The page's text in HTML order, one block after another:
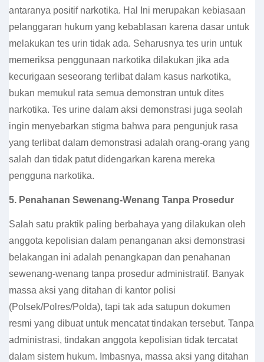
antaranya positif narkotika. Hal Ini merupakan kebiasaan
pelanggaran hukum yang kebablasan karena dasar untuk
melakukan tes urin tidak ada. Seharusnya tes urin untuk
memeriksa penggunaan narkotika dilakukan jika ada
kecurigaan seseorang terlibat dalam kasus narkotika,
bukan memukul rata semua demonstran untuk dites
narkotika. Tes urine dalam aksi demonstrasi juga seolah
ingin menyebarkan stigma bahwa para pengunjuk rasa
yang terlibat dalam demonstrasi adalah orang-orang yang
salah dan tidak patut didengarkan karena mereka
pengguna narkotika.
5. Penahanan Sewenang-Wenang Tanpa Prosedur
Salah satu praktik paling berbahaya yang dilakukan oleh
anggota kepolisian dalam penanganan aksi demonstrasi
belakangan ini adalah penangkapan dan penahanan
sewenang-wenang tanpa prosedur administratif. Banyak
massa aksi yang ditahan di kantor polisi
(Polsek/Polres/Polda), tapi tak ada satupun dokumen
resmi yang dibuat untuk mencatat tindakan tersebut. Tanpa
administrasi, tindakan anggota kepolisian tidak tercatat
dalam sistem hukum. Imbasnya, massa aksi yang ditahan